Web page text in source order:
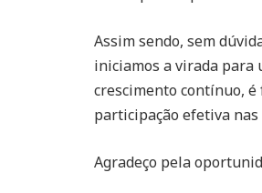
Assim sendo, sem
iniciamos a virada para
crescimento contínuo, é
participação efetiva nas
Agradeço pela